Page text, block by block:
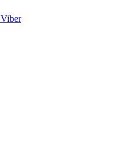
Viber